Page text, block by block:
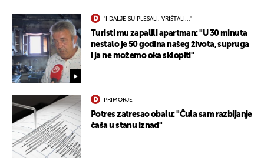
"I DALJE SU PLESALI, VRIŠTALI..."
Turisti mu zapalili apartman: "U 30 minuta
nestalo je 50 godina našeg života, supruga
i ja ne možemo oka sklopiti"
PRIMORJE
Potres zatresao obalu: "Čula sam razbijanje
čaša u stanu iznad"